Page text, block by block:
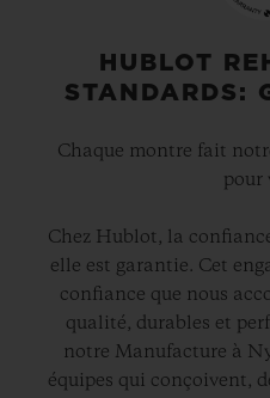
HUBLOT
STANDARDS:
Chaque montre fait
pour
Chez Hublot, la
elle est garantie. Cet
confiance que nous
qualité, durables et
notre Manufacture à
équipes qui conçoivent,